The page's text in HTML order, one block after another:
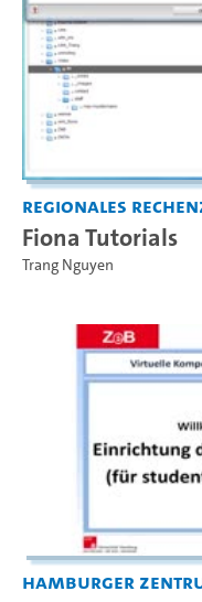
Regionales
Fiona Tutorials
Trang Nguyen
Hamburger